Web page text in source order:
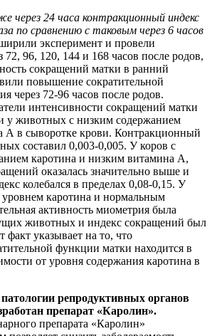
через 24 часа контракционный индекс
по сравнению с таковым через 6 часов
эксперимент и провели
72, 96, 120, 144 и 168 часов после родов,
сокращений матки в ранний
повышение сократительной
через 72-96 часов после родов.
интенсивности сокращений матки
у животных с низким содержанием
А в сыворотке крови. Контракционный
составил 0,003-0,005. У коров с
каротина и низким витамина А,
оказалась значительно выше и
колебался в пределах 0,08-0,15. У
каротина и нормальным
активность миометрия была
животных и индекс сокращений был
факт указывает на то, что
функции матки находится в
от уровня содержания каротина в
репродуктивных органов
препарат «Каролин».
препарата «Каролин»